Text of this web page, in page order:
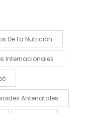
De La Nutrición
Internacionales
Antenatales